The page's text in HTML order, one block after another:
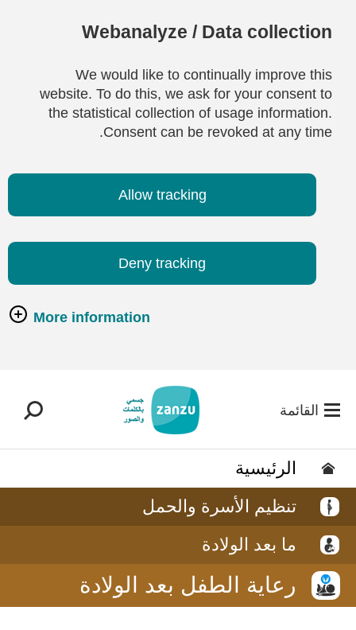
Webanalyze / Data collection
We would like to continually improve this
website. To do this, we ask for your consent to
the statistical collection of usage information.
Consent can be revoked at any time.
Allow tracking
Deny tracking
More information
القائمة
الرئيسية
تنظيم الأسرة والحمل
ما بعد الولادة
رعاية الطفل بعد الولادة